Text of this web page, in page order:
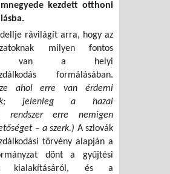
kezdett otthoni
rávilágít arra, hogy az
milyen fontos
van a helyi
formálásában.
ahol erre van érdemi
jelenleg a hazai
rendszer erre nemigen
– a szerk.) A szlovák
törvény alapján a
dönt a gyűjtési
kialakításáról, és a